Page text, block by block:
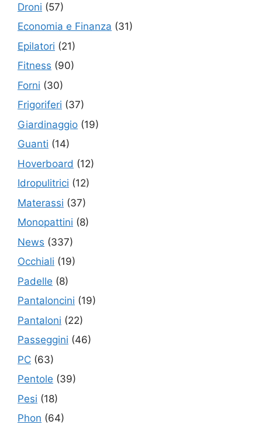
Droni (57)
Economia e Finanza (31)
Epilatori (21)
Fitness (90)
Forni (30)
Frigoriferi (37)
Giardinaggio (19)
Guanti (14)
Hoverboard (12)
Idropulitrici (12)
Materassi (37)
Monopattini (8)
News (337)
Occhiali (19)
Padelle (8)
Pantaloncini (19)
Pantaloni (22)
Passeggini (46)
PC (63)
Pentole (39)
Pesi (18)
Phon (64)